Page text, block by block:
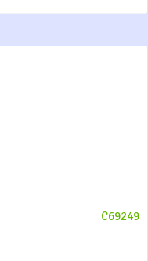
C69249